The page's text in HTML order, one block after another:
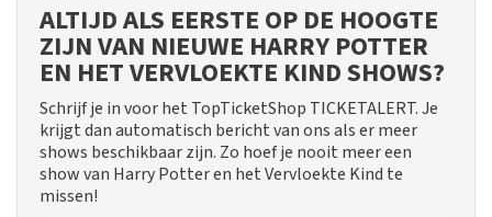
ALTIJD ALS EERSTE OP DE HOOGTE
ZIJN VAN NIEUWE HARRY POTTER
EN HET VERVLOEKTE KIND SHOWS?
Schrijf je in voor het TopTicketShop TICKETALERT. Je
krijgt dan automatisch bericht van ons als er meer
shows beschikbaar zijn. Zo hoef je nooit meer een
show van Harry Potter en het Vervloekte Kind te
missen!